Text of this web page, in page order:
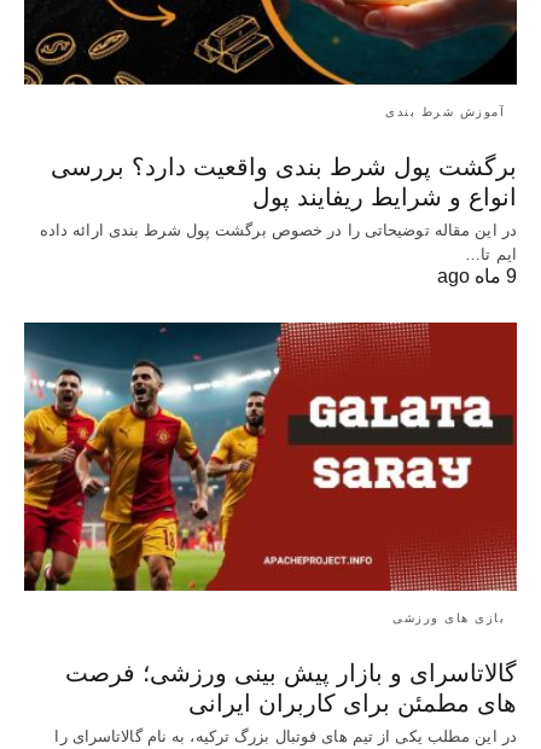
آموزش شرط بندی
برگشت پول شرط بندی واقعیت دارد؟ بررسی
انواع و شرایط ریفایند پول
در این مقاله توضیحاتی را در خصوص برگشت پول شرط بندی ارائه داده
ایم تا…
9 ماه ago
بازی های ورزشی
گالاتاسرای و بازار پیش‌ بینی ورزشی؛ فرصت‌
های مطمئن برای کاربران ایرانی
در این مطلب یکی از تیم های فوتبال بزرگ ترکیه، به نام گالاتاسرای را